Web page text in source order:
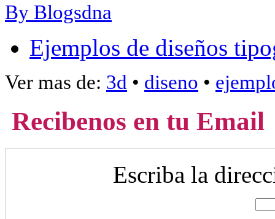
By Blogsdna
Ejemplos de diseños
Ver mas de: 3d • diseno •
Recibenos en tu Email
Escriba la